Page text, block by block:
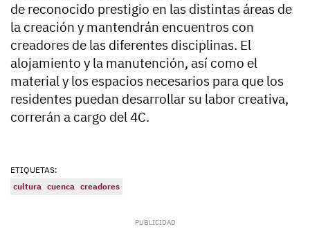
de reconocido prestigio en las distintas áreas de
la creación y mantendrán encuentros con
creadores de las diferentes disciplinas. El
alojamiento y la manutención, así como el
material y los espacios necesarios para que los
residentes puedan desarrollar su labor creativa,
correrán a cargo del 4C.
ETIQUETAS:
cultura cuenca creadores